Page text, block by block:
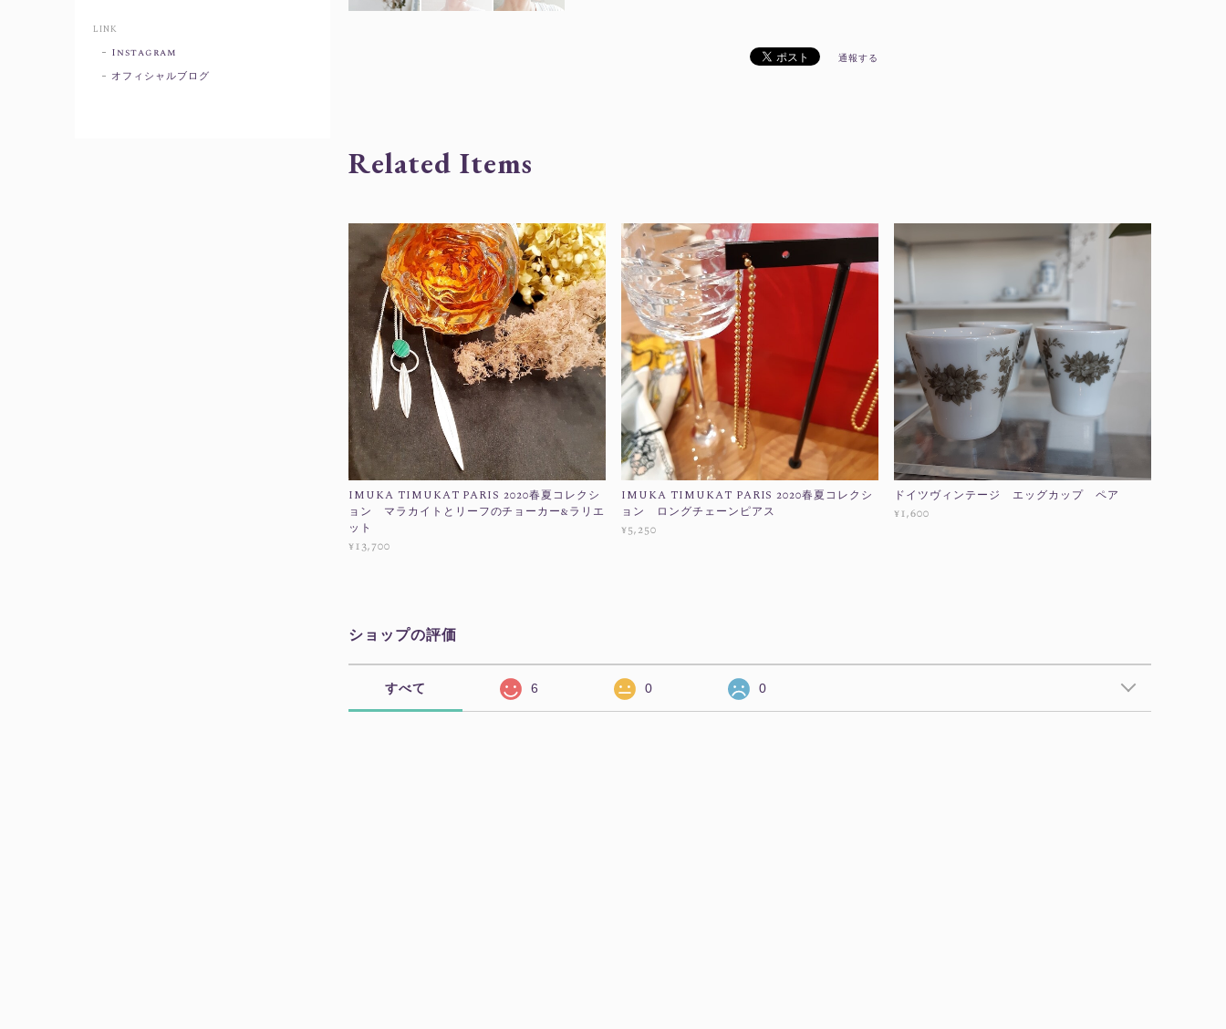
通報する
Related Items
IMUKA TIMUKAT PARIS 2020春夏コレクシ
ョン マラカイトとリーフのチョーカー&ラリエ
ット
¥13,700
IMUKA TIMUKAT PARIS 2020春夏コレクシ
ョン ロングチェーンピアス
¥5,250
ドイツヴィンテージ エッグカップ ペア
¥1,600
ショップの評価
すべて 6 0 0
LINK
Instagram
オフィシャルブログ